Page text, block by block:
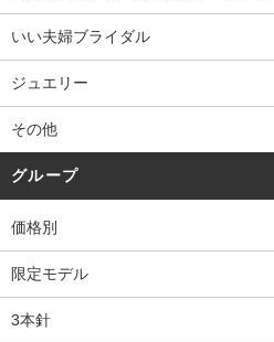
いい夫婦ブライダル
ジュエリー
その他
グループ
価格別
限定モデル
3本針